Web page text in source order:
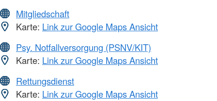
Mitgliedschaft
Karte: Link zur Google Maps Ansicht
Psy. Notfallversorgung (PSNV/KIT)
Karte: Link zur Google Maps Ansicht
Rettungsdienst
Karte: Link zur Google Maps Ansicht